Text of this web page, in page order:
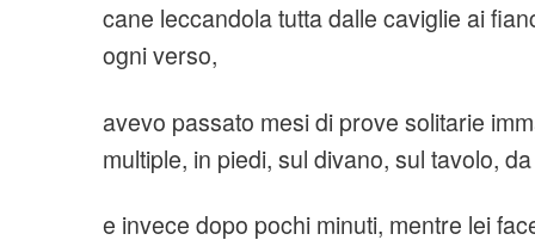
cane leccandola tutta dalle caviglie ai
ogni verso,
avevo passato mesi di prove solitarie
multiple, in piedi, sul divano, sul tavolo,
e invece dopo pochi minuti, mentre lei